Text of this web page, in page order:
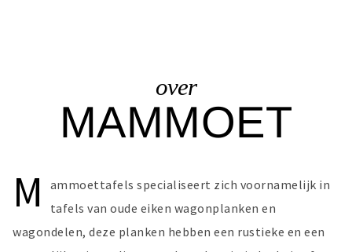
over
MAMMOET
M
ammoettafels specialiseert zich voornamelijk in
tafels van oude eiken wagonplanken en
wagondelen, deze planken hebben een rustieke en een